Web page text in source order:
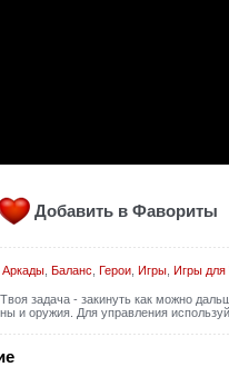
Добавить в Фавориты
Аркады, Баланс Герои, Игры, Игры для
Твоя задача - закинуть как можно
и оружия. Для управления